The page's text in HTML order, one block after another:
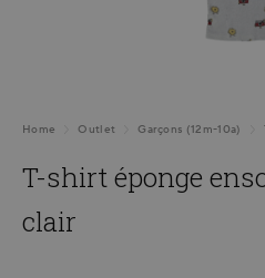
Home Outlet Garçons (12m-10a)
T-shirt éponge
clair